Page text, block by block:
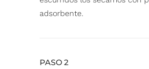
adsorbente.
PASO 2